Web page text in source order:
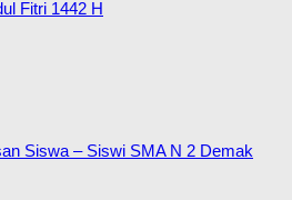
Fitri 1442 H
Siswa – Siswi SMA N 2 Demak